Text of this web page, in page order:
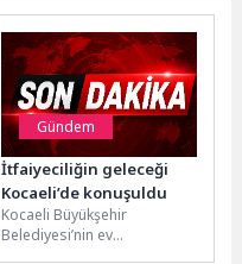
Gündem
İtfaiyeciliğin geleceği
Kocaeli’de konuşuldu
Kocaeli Büyükşehir
Belediyesi’nin ev